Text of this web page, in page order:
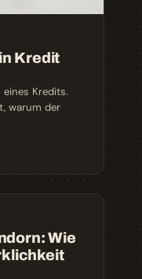
Kredit
Kredits.
warum der
Wie